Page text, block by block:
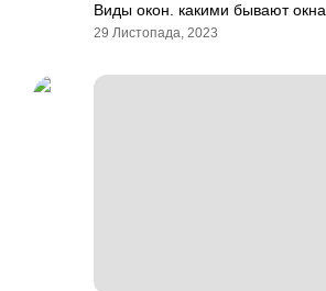
Виды окон. какими бывают окна
29 Листопада, 2023